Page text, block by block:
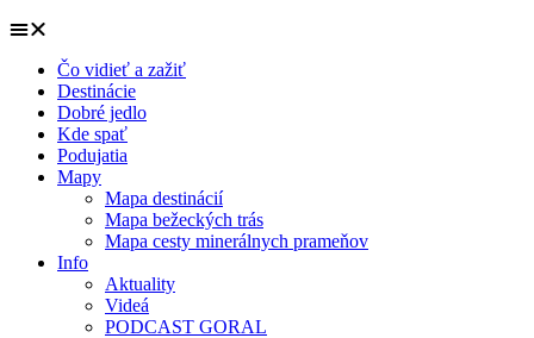
Čo vidieť a zažiť
Destinácie
Dobré jedlo
Kde spať
Podujatia
Mapy
Mapa destinácií
Mapa bežeckých trás
Mapa cesty minerálnych prameňov
Info
Aktuality
Videá
PODCAST GORAL